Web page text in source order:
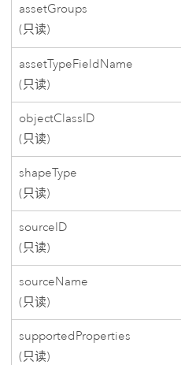
assetGroups
(只读)
assetTypeFieldName
(只读)
objectClassID
(只读)
shapeType
(只读)
sourceID
(只读)
sourceName
(只读)
supportedProperties
(只读)